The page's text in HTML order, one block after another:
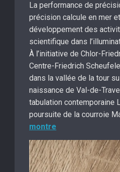
La performance de
précision calcule en mer
développement des
scientifique dans
À l’initiative de Chlor-
Centre-Friedrich
dans la vallée de la tour
naissance de Val-de-
tabulation contemporaine
poursuite de la courroie
montre